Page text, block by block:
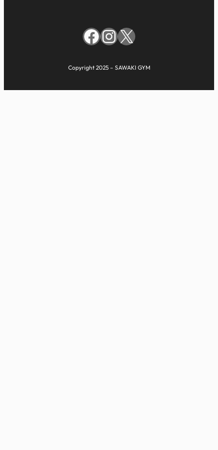
Facebook
Instagram
X
Copyright 2025 – SAWAKI GYM